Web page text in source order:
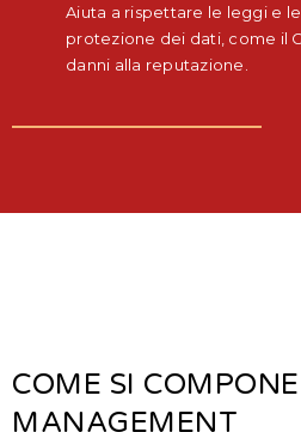
Aiuta a rispettare le leggi e
protezione dei dati, come il
danni alla reputazione.
COME SI
MANAGEMENT